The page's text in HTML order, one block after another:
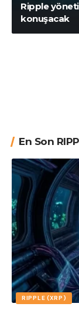
Ripple
konuşacak
En Son
RIPPLE (XRP)